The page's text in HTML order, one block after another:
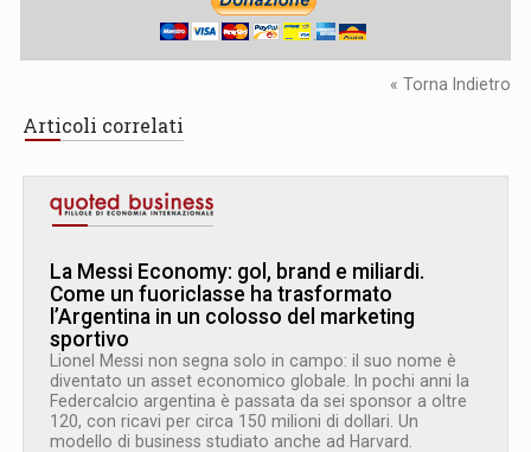
« Torna Indietro
Articoli correlati
La Messi Economy: gol, brand e miliardi.
Come un fuoriclasse ha trasformato
l’Argentina in un colosso del marketing
sportivo
Lionel Messi non segna solo in campo: il suo nome è
diventato un asset economico globale. In pochi anni la
Federcalcio argentina è passata da sei sponsor a oltre
120, con ricavi per circa 150 milioni di dollari. Un
modello di business studiato anche ad Harvard.